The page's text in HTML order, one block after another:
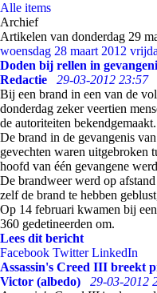
Alle items
Archief
Artikelen van donderdag 29
woensdag 28 maart 2012
Doden bij rellen in
Redactie
29-03-2012 23:57
Bij een brand in een van de
donderdag zeker veertien
de autoriteiten bekendgemaakt.
De brand in de gevangenis
gevechten waren uitgebroken
hoofd van één gevangene
De brandweer werd op
zelf de brand te hebben
Op 14 februari kwamen bij
360 gedetineerden om.
Lees dit bericht
Facebook Twitter LinkedIn
Assassin's Creed III breekt
Victor (albedo)
29-03-2012